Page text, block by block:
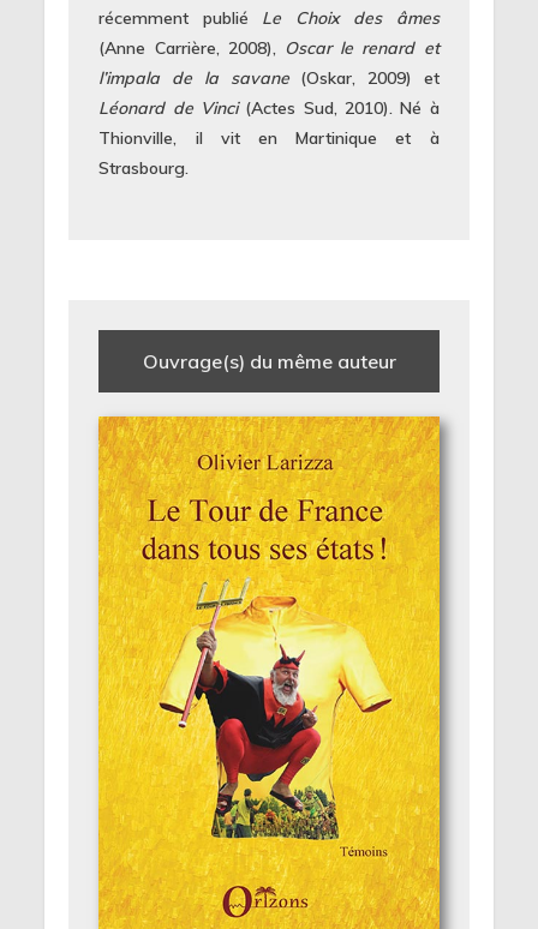
récemment publié Le Choix des âmes
(Anne Carrière, 2008),
Oscar le renard et
l’impala de la savane(Oskar, 2009) et
Léonard de Vinci (Actes Sud, 2010). Né à
Thionville, il vit en Martinique et à
Strasbourg.
Ouvrage(s) du même auteur